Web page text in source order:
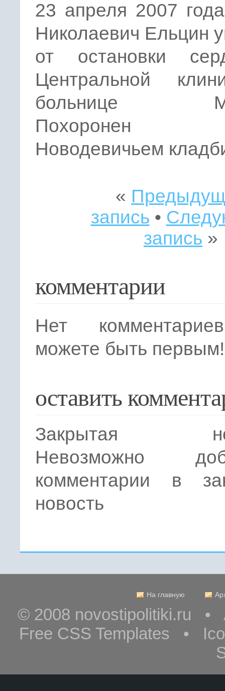
23 апреля 2007
Николаевич Ельцин
от остановки
Центральной
больнице
Новодевичьем
«
запись •
запись »
комментарии
Нет
можете быть первым!
оставить
Закрытая
Невозможно
комментарии в
новость
На главную
© 2008 novostipolitiki.ru •
Free CSS Templates •